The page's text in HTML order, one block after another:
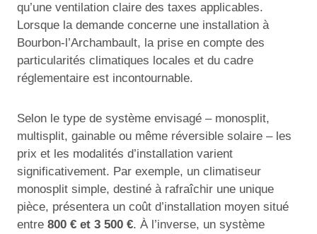
qu’une ventilation claire des taxes applicables.
Lorsque la demande concerne une installation à
Bourbon-l’Archambault, la prise en compte des
particularités climatiques locales et du cadre
réglementaire est incontournable.
Selon le type de système envisagé – monosplit,
multisplit, gainable ou même réversible solaire – les
prix et les modalités d’installation varient
significativement. Par exemple, un climatiseur
monosplit simple, destiné à rafraîchir une unique
pièce, présentera un coût d’installation moyen situé
entre 800 € et 3 500 €. À l’inverse, un système